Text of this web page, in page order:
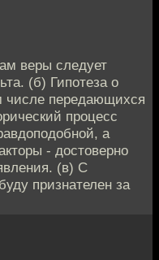
веры следует
(б) Гипотеза о
числе передающихся
процесс
а
- достоверно
(в) С
признателен за